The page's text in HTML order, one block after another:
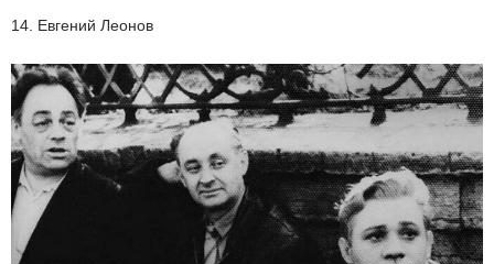
14. Евгений Леонов